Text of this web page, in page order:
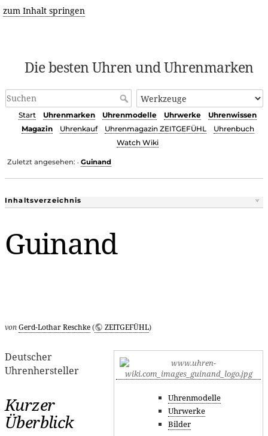
zum Inhalt springen
Die besten Uhren und Uhrenmarken
Start Uhrenmarken Uhrenmodelle Uhrwerke
Uhrenwissen
Magazin
Uhrenkauf Uhrenmagazin ZEITGEFÜHL
Uhrenbuch
Watch Wiki
Zuletzt angesehen: • Guinand
Inhaltsverzeichnis
Guinand
vonGerd-Lothar Reschke( ZEITGEFÜHL)
Uhrenmodelle
Uhrwerke
Bilder
Deutscher
Uhrenhersteller
Kurzer
Überblick